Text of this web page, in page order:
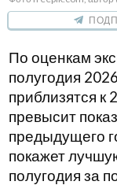
По оценкам
полугодия
приблизятся к
превысит
предыдущего
покажет
полугодия за